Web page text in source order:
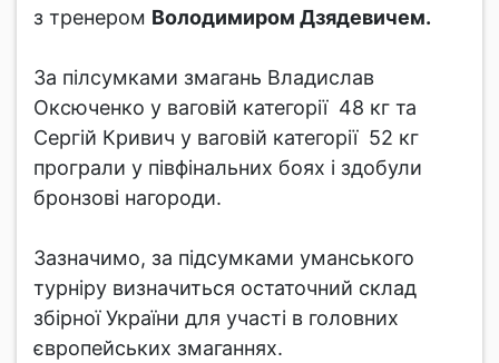
з тренером Володимиром Дзядевичем.
За пілсумками змагань Владислав
Оксюченко у ваговій категорії 48 кг та
Сергій Кривич у ваговій категорії 52 кг
програли у півфінальних боях і здобули
бронзові нагороди.
Зазначимо, за підсумками уманського
турніру визначиться остаточний склад
збірної України для участі в головних
європейських змаганнях.